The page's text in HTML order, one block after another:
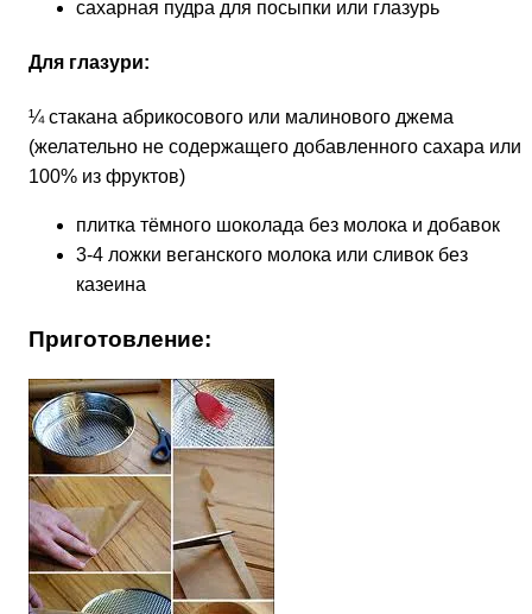
сахарная пудра для посыпки или глазурь
Для глазури:
¼ стакана абрикосового или малинового джема
(желательно не содержащего добавленного сахара или
100% из фруктов)
плитка тёмного шоколада без молока и добавок
3-4 ложки веганского молока или сливок без
казеина
Приготовление: